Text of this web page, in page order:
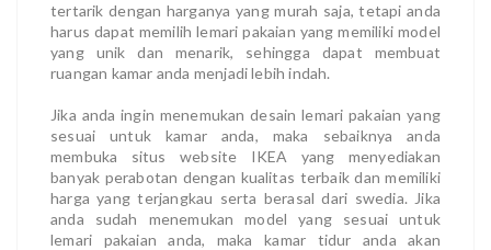
tertarik dengan harganya yang murah saja, tetapi anda
harus dapat memilih lemari pakaian yang memiliki model
yang unik dan menarik, sehingga dapat membuat
ruangan kamar anda menjadi lebih indah.
Jika anda ingin menemukan desain lemari pakaian yang
sesuai untuk kamar anda, maka sebaiknya anda
membuka situs website IKEA yang menyediakan
banyak perabotan dengan kualitas terbaik dan memiliki
harga yang terjangkau serta berasal dari swedia. Jika
anda sudah menemukan model yang sesuai untuk
lemari pakaian anda, maka kamar tidur anda akan